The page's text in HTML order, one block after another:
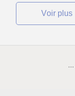
voir plus
...